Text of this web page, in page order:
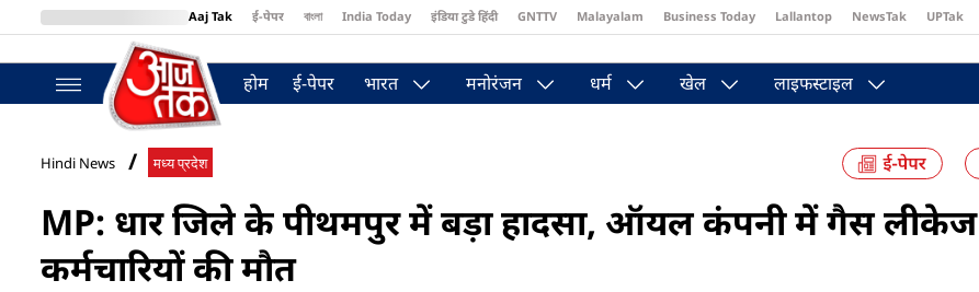
Aaj Tak ई-पेपर বাংলা India Today इंडिया टुडे हिंदी GNTTV Malayalam Business Today Lallantop NewsTak UPTak
BT Bazaar
होम ई-पेपर भारत मनोरंजन धर्म खेल लाइफस्टाइल
Hindi News मध्य प्रदेश
MP: धार जिले के पीथमपुर में बड़ा हादसा, ऑयल कंपनी में गैस
कर्मचारियों की मौत